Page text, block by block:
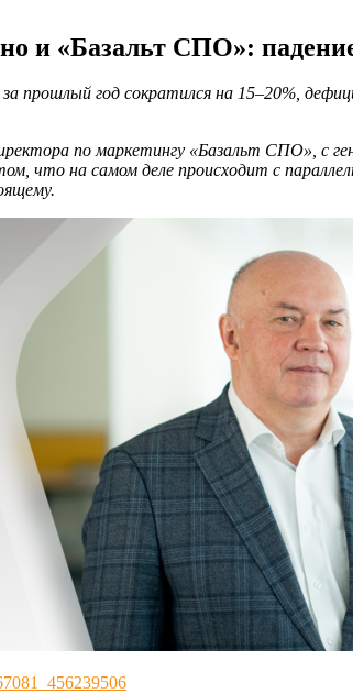
и «Базальт СПО»:
за прошлый год сократился на 15–20%,
по маркетингу «Базальт СПО», с
что на самом деле происходит с